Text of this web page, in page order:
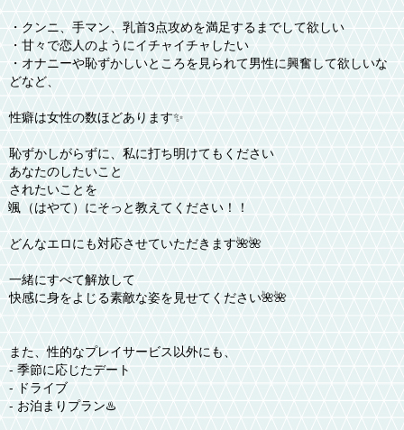
・クンニ、手マン、乳首3点攻めを満足するまでして欲しい
・甘々で恋人のようにイチャイチャしたい
・オナニーや恥ずかしいところを見られて男性に興奮して欲しいな
どなど、
性癖は女性の数ほどあります✨
恥ずかしがらずに、私に打ち明けてもください
あなたのしたいこと
されたいことを
颯（はやて）にそっと教えてください！！
どんなエロにも対応させていただきます🌺🌺
一緒にすべて解放して
快感に身をよじる素敵な姿を見せてください🌺🌺
また、性的なプレイサービス以外にも、
- 季節に応じたデート
- ドライブ
- お泊まりプラン♨️